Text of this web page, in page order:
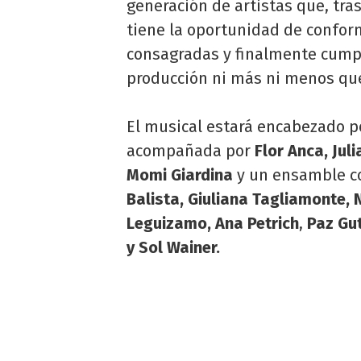
generación de artistas que,
tiene la oportunidad de
consagradas y finalmente
producción ni más ni menos
El musical estará encabezado
acompañada por Flor Anca,
Momi Giardina y un ensamble
Balista, Giuliana Tagliamonte,
Leguizamo, Ana Petrich, Paz
y Sol Wainer.